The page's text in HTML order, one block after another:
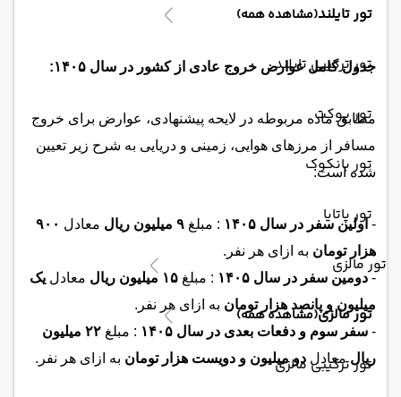
تور تایلند(مشاهده همه)
تور ترکیبی تایلند
تور پوکت
تور بانکوک
تور پاتایا
تور مالزی
تور مالزی(مشاهده همه)
تور ترکیبی مالزی
جدول کامل عوارض خروج عادی از کشور در سال ۱۴۰۵:
مطابق ماده مربوطه در لایحه پیشنهادی، عوارض برای خروج
مسافر از مرزهای هوایی، زمینی و دریایی به شرح زیر تعیین
شده است:
- اولین سفر در سال ۱۴۰۵ : مبلغ ۹ میلیون ریال معادل ۹۰۰
هزار تومان به ازای هر نفر.
-دومین سفر در سال ۱۴۰۵ : مبلغ ۱۵ میلیون ریال معادل یک
میلیون و پانصد هزار تومان به ازای هر نفر.
- سفر سوم و دفعات بعدی در سال ۱۴۰۵ : مبلغ
۲۲ میلیون
ریالمعادل دو میلیون و دویست هزار تومان به ازای هر نفر.